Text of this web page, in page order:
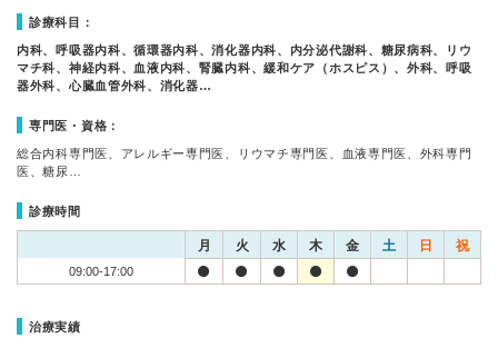
診療科目：
内科、呼吸器内科、循環器内科、消化器内科、内分泌代謝科、糖尿病科、リウ
マチ科、神経内科、血液内科、腎臓内科、緩和ケア（ホスピス）、外科、呼吸
器外科、心臓血管外科、消化器…
専門医・資格：
総合内科専門医、アレルギー専門医、リウマチ専門医、血液専門医、外科専門
医、糖尿…
診療時間
月 火 水 木 金 土 日 祝
09:00-17:00
治療実績